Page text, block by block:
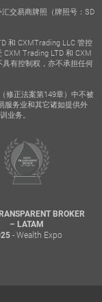
交易商牌照（牌照号：SD
和 CXMTrading LLC 管控
Trading LTD 和 CXM
有控制权，亦不承担任何
修正法案第149章）中不被
服务业和其它诸如提供外
业务。
BROKER
– LATAM
- Wealth Expo